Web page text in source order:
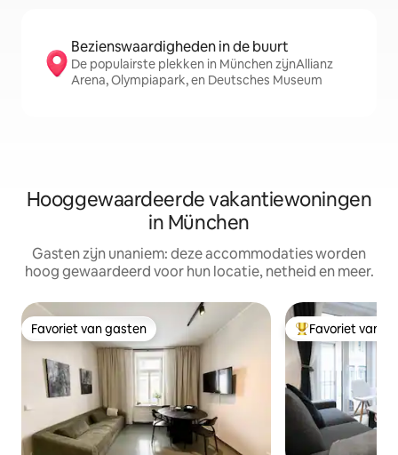
Bezienswaardigheden in de buurt
De populairste plekken in München zijnAllianz
Arena, Olympiapark, en Deutsches Museum
Hooggewaardeerde vakantiewoningen
in München
Gasten zijn unaniem: deze accommodaties worden
hoog gewaardeerd voor hun locatie, netheid en meer.
Favoriet van gasten
Favoriet van gasten Topfavoriet van
Favoriet van